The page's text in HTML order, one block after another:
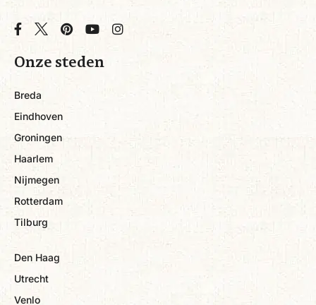
Onze steden
Breda
Eindhoven
Groningen
Haarlem
Nijmegen
Rotterdam
Tilburg
Den Haag
Utrecht
Venlo